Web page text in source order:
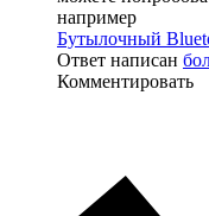
например
Бутылочный
Ответ написан
Комментировать